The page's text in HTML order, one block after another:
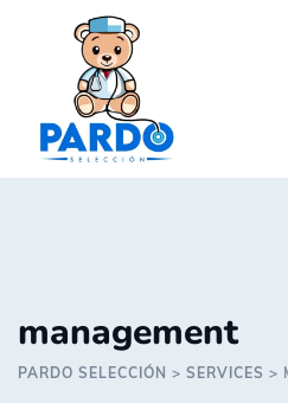
management
PARDO SELECCIÓN > SERVICES >